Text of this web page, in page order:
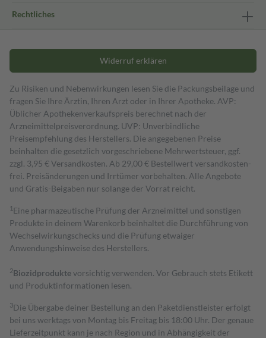
Rechtliches
Widerruf erklären
Zu Risiken und Nebenwirkungen lesen Sie die Packungsbeilage und
fragen Sie Ihre Ärztin, Ihren Arzt oder in Ihrer Apotheke. AVP:
Üblicher Apothekenverkaufspreis berechnet nach der
Arzneimittelpreisverordnung. UVP: Unverbindliche
Preisempfehlung des Herstellers. Die angegebenen Preise
beinhalten die gesetzlich vorgeschriebene Mehrwertsteuer, ggf.
zzgl. 3,95 € Versandkosten. Ab 29,00 € Bestell­wert versand­kosten­
frei. Preisänderungen und Irrtümer vorbehalten. Alle Angebote
und Gratis-Beigaben nur solange der Vorrat reicht.
1 Eine pharmazeutische Prüfung der Arzneimittel und sonstigen
Produkte in deinem Warenkorb beinhaltet die Durchführung von
Wechselwirkungschecks und die Prüfung etwaiger
Anwendungshinweise des Herstellers.
2Biozidproduktevorsichtig verwenden. Vor Gebrauch stets Etikett
und Produktinformationen lesen.
3Die Übergabe deiner Bestellung an den Paketdienstleister erfolgt
bei uns werktags von Montag bis Freitag bis 18:00 Uhr. Der genaue
Lieferzeitpunkt kann je nach Region und in Abhängigkeit der